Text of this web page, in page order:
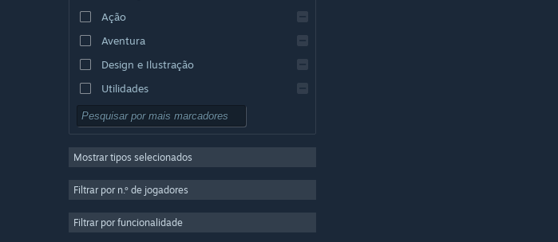
Ação
Aventura
Design e Ilustração
Utilidades
Grátis para Jogar
Multijogador em Massa
Casual
Mostrar tipos selecionados
Filtrar por n.º de jogadores
Filtrar por funcionalidade